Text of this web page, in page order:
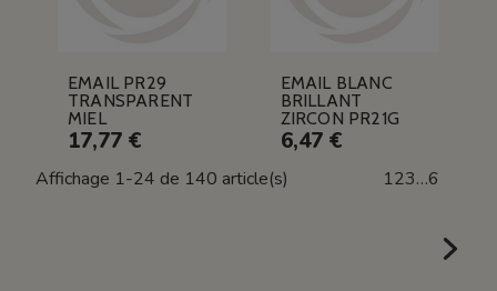
EMAIL PR29
TRANSPARENT
MIEL
17,77 €
EMAIL BLANC
BRILLANT
ZIRCON PR21G
6,47 €
Affichage 1-24 de 140 article(s) 123…6